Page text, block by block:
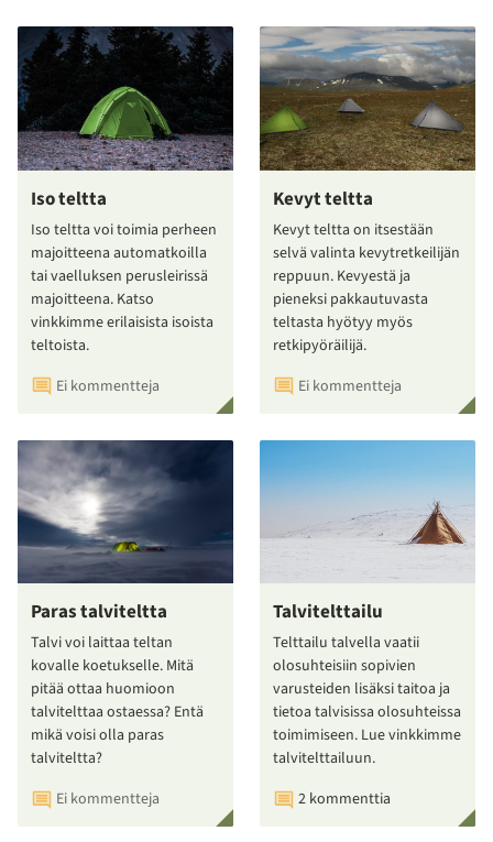
Iso teltta
Iso teltta voi toimia perheen
majoitteena automatkoilla
tai vaelluksen perusleirissä
majoitteena. Katso
vinkkimme erilaisista isoista
teltoista.
Ei kommentteja
Kevyt teltta
Kevyt teltta on itsestään
selvä valinta kevytretkeilijän
reppuun. Kevyestä ja
pieneksi pakkautuvasta
teltasta hyötyy myös
retkipyöräilijä.
Ei kommentteja
Paras talviteltta
Talvi voi laittaa teltan
kovalle koetukselle. Mitä
pitää ottaa huomioon
talvitelttaa ostaessa? Entä
mikä voisi olla paras
talviteltta?
Ei kommentteja
Talvitelttailu
Telttailu talvella vaatii
olosuhteisiin sopivien
varusteiden lisäksi taitoa ja
tietoa talvisissa olosuhteissa
toimimiseen. Lue vinkkimme
talvitelttailuun.
2 kommenttia